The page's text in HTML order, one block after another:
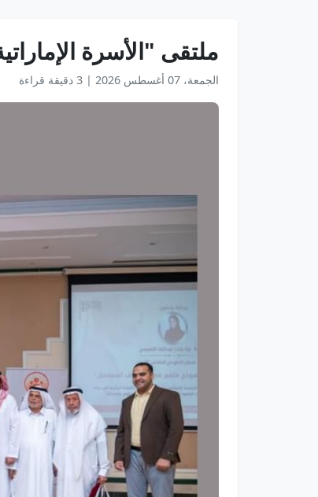
ملتقى "الأسرة
الجمعة، 07 أغسطس 2026 | 3 دقيقة قراءة